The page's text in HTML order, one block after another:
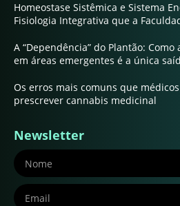
Homeostase Sistêmica e Sistema
Fisiologia Integrativa que a
A “Dependência” do Plantão:
em áreas emergentes é a única
Os erros mais comuns que
prescrever cannabis medicinal
Newsletter